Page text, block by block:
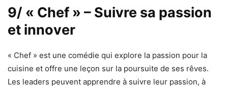
9/ « Chef » – Suivre sa passion
et innover
« Chef » est une comédie qui explore la passion pour la
cuisine et offre une leçon sur la poursuite de ses rêves.
Les leaders peuvent apprendre à suivre leur passion, à